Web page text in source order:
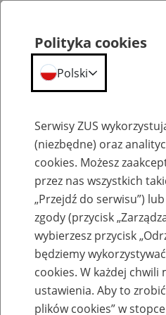
Emerytury
Baza
przekształconych
Polityka cookies
Polski
Serwisy ZUS
(niezbędne) oraz
cookies. Możesz
przez nas wszystkich
„Przejdź do serwisu”)
zgody (przycisk
wybierzesz przycisk
będziemy
cookies. W każdej chwili
ustawienia. Aby to
plików cookies” w